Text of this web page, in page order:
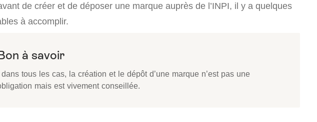
de créer et de déposer une marque auprès de l’INPI, il y a quelques
à accomplir.
à savoir
dans tous les cas, la création et le dépôt d’une marque n’est pas une
mais est vivement conseillée.